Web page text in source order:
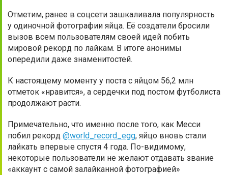
Отметим, ранее в соцсети зашкаливала популярность
у одиночной фотографии яйца. Её создатели бросили
вызов всем пользователям своей идей побить
мировой рекорд по лайкам. В итоге анонимы
опередили даже знаменитостей.
К настоящему моменту у поста с яйцом 56,2 млн
отметок «нравится», а сердечки под постом футболиста
продолжают расти.
Примечательно, что именно после того, как Месси
побил рекорд @world_record_egg, яйцо вновь стали
лайкать впервые спустя 4 года. По-видимому,
некоторые пользователи не желают отдавать звание
«аккаунт с самой залайканной фотографией»